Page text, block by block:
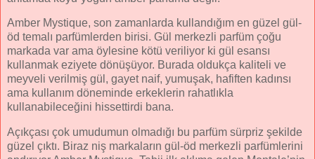
Amber Mystique, son zamanlarda kullandığım en güzel gül-
öd temalı parfümlerden birisi. Gül merkezli parfüm çoğu
markada var ama öylesine kötü veriliyor ki gül esansı
kullanmak eziyete dönüşüyor. Burada oldukça kaliteli ve
meyveli verilmiş gül, gayet naif, yumuşak, hafiften kadınsı
ama kullanım döneminde erkeklerin rahatlıkla
kullanabileceğini hissettirdi bana.
Açıkçası çok umudumun olmadığı bu parfüm sürpriz şekilde
güzel çıktı. Biraz niş markaların gül-öd merkezli parfümlerini